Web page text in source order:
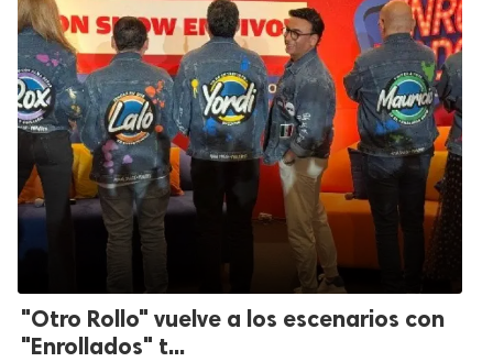
"Otro Rollo" vuelve a los escenarios con
"Enrollados" t...